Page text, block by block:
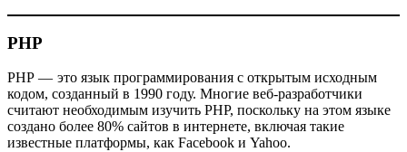
PHP
PHP — это язык программирования с открытым исходным
кодом, созданный в 1990 году. Многие веб-разработчики
считают необходимым изучить PHP, поскольку на этом языке
создано более 80% сайтов в интернете, включая такие
известные платформы, как Facebook и Yahoo.